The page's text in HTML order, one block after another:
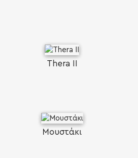
Thera II
Μουστάκι